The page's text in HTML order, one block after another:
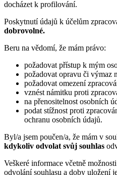
docházet k profilování.
Poskytnutí údajů k účelům
dobrovolné.
Beru na vědomí, že mám právo:
požadovat přístup k mým
požadovat opravu či výmaz
požadovat omezení
vznést námitku proti
na přenositelnost osobních
podat stížnost proti
ochranu osobních údajů.
Byl/a jsem poučen/a, že mám v
kdykoliv odvolat svůj souhlas
Veškeré informace včetně
odvolání souhlasu a doby uložení